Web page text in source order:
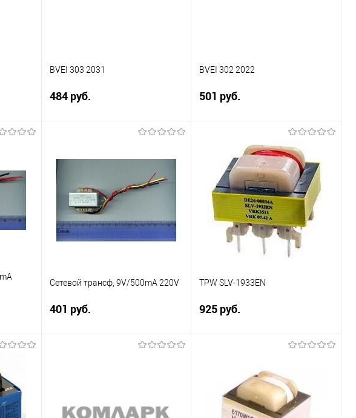
BVEI 303 2031
484 руб.
В избранное
BVEI 302 2022
501 руб.
Подписаться
Сравнение
В избранное
Недоступно
Сетевой трансф, 9V/500mA 220V
401 руб.
В избранное
Недоступно
TPW SLV-1933EN
925 руб.
Сравнение
В избранное
Недоступно